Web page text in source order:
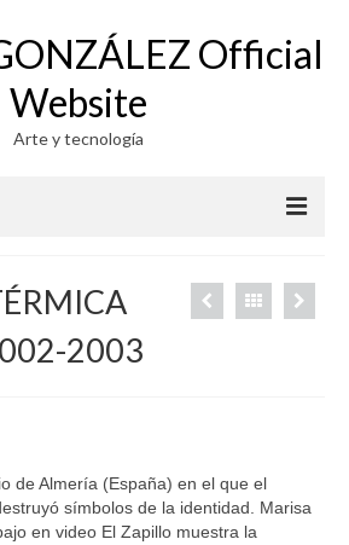
Official
Website
Arte y tecnología
2003
de Almería (España) en el que el
símbolos de la identidad. Marisa
en video El Zapillo muestra la